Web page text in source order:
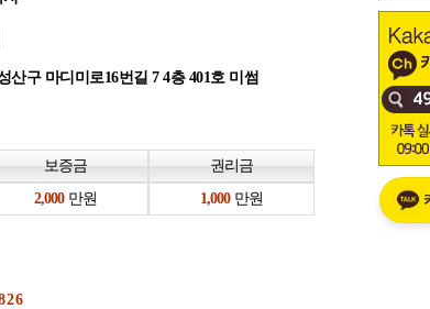
산구 마디미로16번길 7 4층 401호 미썸
보증금
권리금
만원 만원